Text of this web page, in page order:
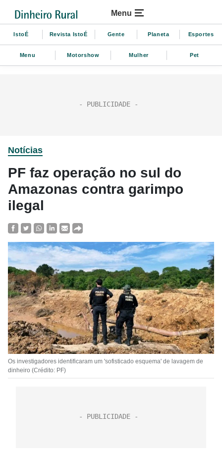
Menu
IstoÉ Revista IstoÉ Gente Planeta Esportes
Menu Motorshow Mulher Pet
Notícias
PF faz operação no sul do
Amazonas contra garimpo
ilegal
Os investigadores identificaram um 'sofisticado esquema' de lavagem de
dinheiro (Crédito: PF)